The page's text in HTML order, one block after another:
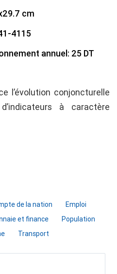
cm
4115
annuel: 25 DT
l’évolution conjoncturelle
à caractère
de la nation
Emploi
et finance
Population
Transport